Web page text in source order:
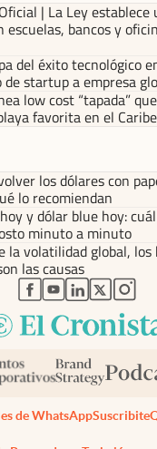
Oficial | La Ley
escuelas, bancos y
del éxito tecnológico
startup a empresa
low cost “tapada”
favorita en el
los dólares con
lo recomiendan
y dólar blue hoy:
minuto a minuto
la volatilidad global,
las causas
abre en nueva
abre en nueva
abre en
abre
de WhatsAppSuscribite